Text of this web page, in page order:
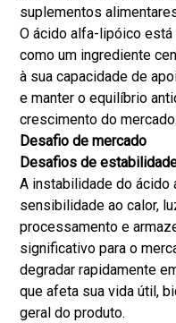
suplementos
O ácido alfa-lipóico
como um ingrediente
à sua capacidade de
e manter o equilíbrio
crescimento do mercado.
Desafio de mercado
Desafios de
A instabilidade do ácido
sensibilidade ao calor,
processamento e
significativo para o
degradar rapidamente
que afeta sua vida útil,
geral do produto.